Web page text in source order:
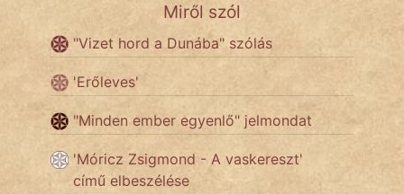
mikkamakka
vörös ördög
nagyöreg
NapHold
Miről szól
"Vizet hord a Dunába" szólás
'Erőleves'
"Minden ember egyenlő" jelmondat
'Móricz Zsigmond - A vaskereszt'
című elbeszélése